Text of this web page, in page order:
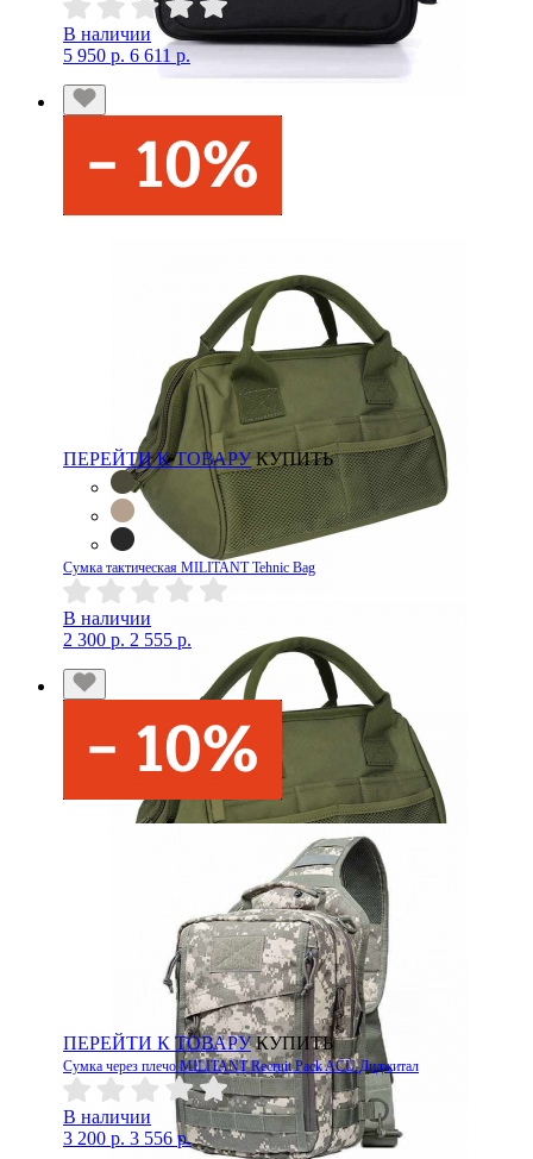
В наличии
5 950 р. 6 611 р.
ПЕРЕЙТИ К ТОВАРУ КУПИТЬ
Сумка тактическая MILITANT Tehnic Bag
В наличии
2 300 р. 2 555 р.
ПЕРЕЙТИ К ТОВАРУ КУПИТЬ
Сумка через плечо MILITANT Recruit Pack ACU Диджитал
В наличии
3 200 р. 3 556 р.